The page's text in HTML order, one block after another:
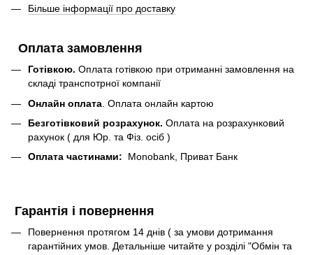
Більше інформації про доставку
Оплата замовлення
Готівкою. Оплата готівкою при отриманні замовлення на
складі транспотрної компанії
Онлайн оплата . Оплата онлайн картою
Безготівковий розрахунок. Оплата на розрахунковий
рахунок ( для Юр. та Фіз. осіб )
Оплата частинами: Monobank, Приват Банк
Гарантія і повернення
Повернення протягом 14 днів ( за умови дотримання
гарантійних умов. Детальніше читайте у розділі "Обмін та